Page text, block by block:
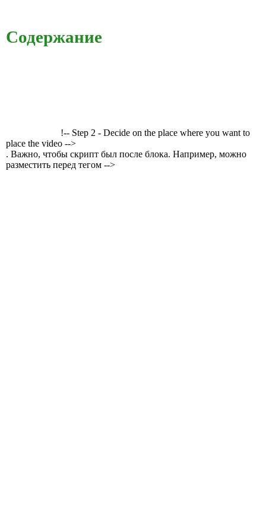
Содержание
!-- Step 2 - Decide on the place where you want to
place the video -->
. Важно, чтобы скрипт был после блока. Например, можно
разместить перед тегом -->